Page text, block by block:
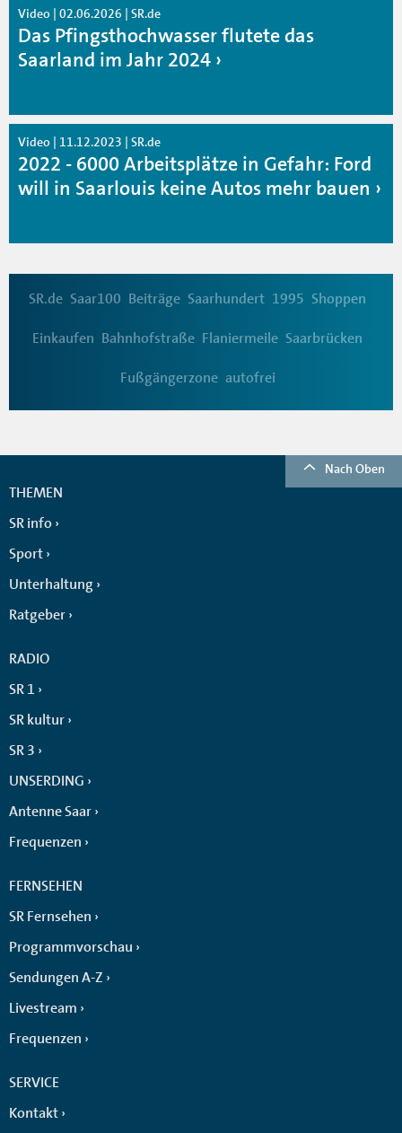
Video | 02.06.2026 | SR.de
Das Pfingsthochwasser flutete das
Saarland im Jahr 2024
Video | 11.12.2023 | SR.de
2022 - 6000 Arbeitsplätze in Gefahr: Ford
will in Saarlouis keine Autos mehr bauen
SR.de Saar100 Beiträge Saarhundert 1995 Shoppen
Einkaufen Bahnhofstraße Flaniermeile Saarbrücken
Fußgängerzone autofrei
Nach Oben
THEMEN
SR info
Sport
Unterhaltung
Ratgeber
RADIO
SR 1
SR kultur
SR 3
UNSERDING
Antenne Saar
Frequenzen
FERNSEHEN
SR Fernsehen
Programmvorschau
Sendungen A-Z
Livestream
Frequenzen
SERVICE
Kontakt